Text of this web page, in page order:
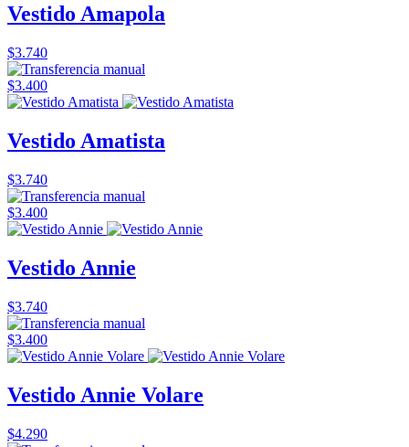
Vestido Amapola
$3.740
$3.400
Vestido Amatista
$3.740
$3.400
Vestido Annie
$3.740
$3.400
Vestido Annie Volare
$4.290